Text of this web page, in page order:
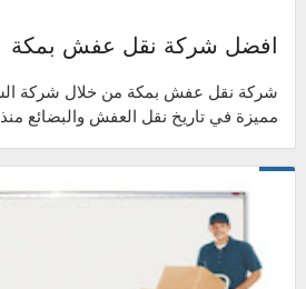
افضل شركة نقل عفش بمكة
شركة نقل عفش بمكة من
مميزة في تاريخ نقل العفش والبضائع